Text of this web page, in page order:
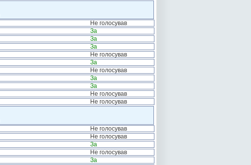
Не голосував
За
За
За
Не голосував
За
Не голосував
За
За
Не голосував
Не голосував
Не голосував
Не голосував
За
Не голосував
За